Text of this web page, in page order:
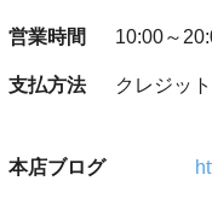
営業時間 10:00～
支払方法 クレジッ
本店ブログ